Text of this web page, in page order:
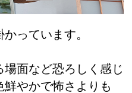
っています。
面など恐ろしく感じ
やかで怖さよりも